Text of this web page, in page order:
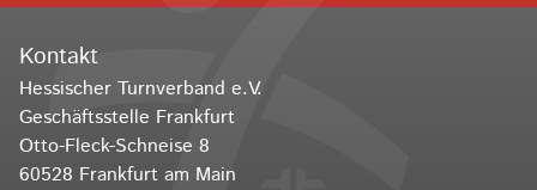
Kontakt
Hessischer Turnverband e.V.
Geschäftsstelle Frankfurt
Otto-Fleck-Schneise 8
60528 Frankfurt am Main